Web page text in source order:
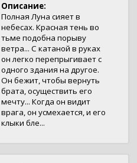
Описание:
Полная Луна сияет в
небесах. Красная тень во
тьме подобна порыву
ветра... С катаной в руках
он легко перепрыгивает с
одного здания на другое.
Он бежит, чтобы вернуть
брата, осуществить его
мечту... Когда он видит
врага, он усмехается, и его
клыки бле...